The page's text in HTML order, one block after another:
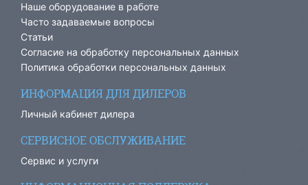
Наше оборудование в работе
Часто задаваемые вопросы
Статьи
Согласие на обработку персональных данных
Политика обработки персональных данных
ИНФОРМАЦИЯ ДЛЯ ДИЛЕРОВ
Личный кабинет дилера
СЕРВИСНОЕ ОБСЛУЖИВАНИЕ
Сервис и услуги